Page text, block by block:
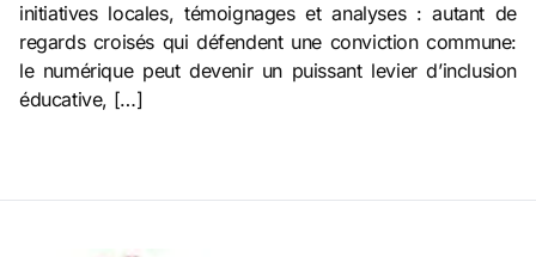
initiatives locales, témoignages et analyses : autant de
regards croisés qui défendent une conviction commune:
le numérique peut devenir un puissant levier d’inclusion
éducative, […]